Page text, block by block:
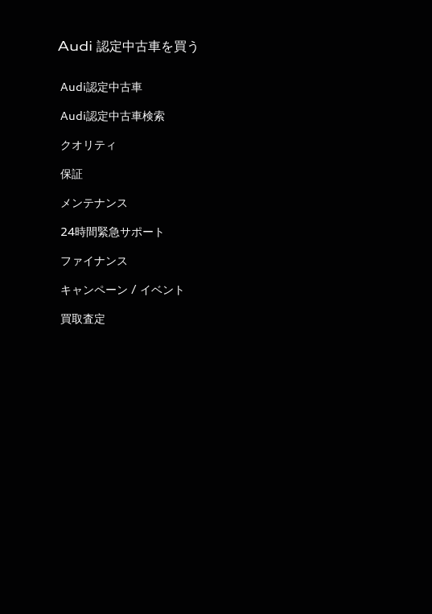
Audi 認定中古車を買う
Audi認定中古車
Audi認定中古車検索
クオリティ
保証
メンテナンス
24時間緊急サポート
ファイナンス
キャンペーン / イベント
買取査定